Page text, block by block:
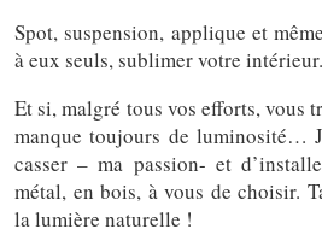
Spot, suspension, applique et
à eux seuls, sublimer votre intérieur.
Et si, malgré tous vos efforts, vous
manque toujours de luminosité…
casser – ma passion- et
métal, en bois, à vous de choisir.
la lumière naturelle !